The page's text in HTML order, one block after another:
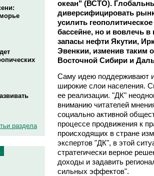
раздела
океан" (ВСТО).
диверсифицировать
усилить
бассейне, но и вовлечь
запасы нефти Якутии,
Эвенкии, изменив таким
Восточной Сибири и
Саму идею поддерживают и
широкие слои населения.
ее реализации. "ДК"
вниманию читателей
социально активной
процессе продвижения к
происходящих в стране
экспертов "ДК", в этой
стратегически верное
доходы и задавить
сильных эффектов".